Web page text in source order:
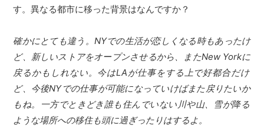
す。異なる都市に移った背景はなんですか？
確かにとても違う。NYでの生活が恋しくなる時もあったけ
ど、新しいストアをオープンさせるから、またNew Yorkに
戻るかもしれない。今はLAが仕事をする上で好都合だけ
ど、今後NYでの仕事が可能になっていけばまた戻りたいか
もね。一方でときどき誰も住んでいない川や山、雪が降る
ような場所への移住も頭に過ぎったりはするよ。